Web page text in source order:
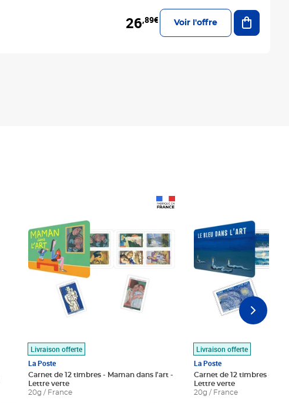
26,89€ Voir l'offre
Ajouter
Livraison offerte
La Poste
Carnet de 12 timbres - Maman dans l'art -
Lettre verte
20g / France
Livraison offerte
La Poste
Carnet de 12 timbres - Le
Lettre verte
20g / France